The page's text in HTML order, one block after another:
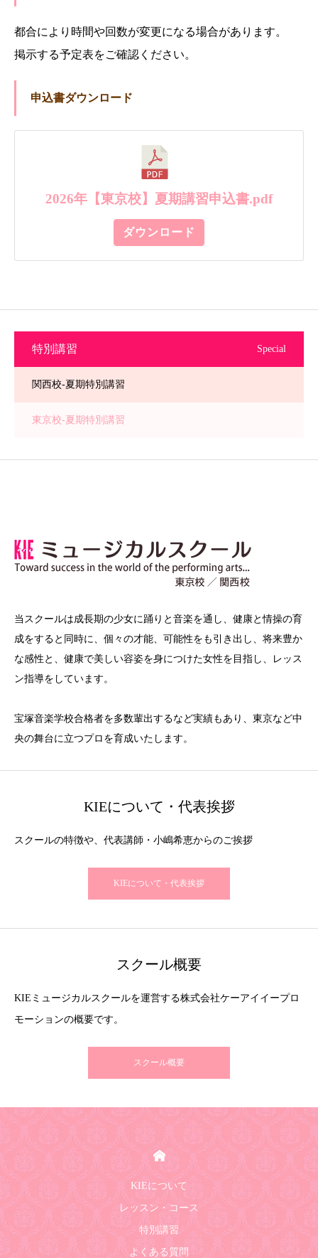
都合により時間や回数が変更になる場合があります。
掲示する予定表をご確認ください。
申込書ダウンロード
2026年【東京校】夏期講習申込書.pdf
ダウンロード
特別講習 Special
関西校-夏期特別講習
東京校-夏期特別講習
当スクールは成長期の少女に踊りと音楽を通し、健康と情操の育
成をすると同時に、個々の才能、可能性をも引き出し、将来豊か
な感性と、健康で美しい容姿を身につけた女性を目指し、レッス
ン指導をしています。
宝塚音楽学校合格者を多数輩出するなど実績もあり、東京など中
央の舞台に立つプロを育成いたします。
KIEについて・代表挨拶
スクールの特徴や、代表講師・小嶋希恵からのご挨拶
KIEについて・代表挨拶
スクール概要
KIEミュージカルスクールを運営する株式会社ケーアイイープロ
モーションの概要です。
スクール概要
KIEについて
レッスン・コース
特別講習
よくある質問